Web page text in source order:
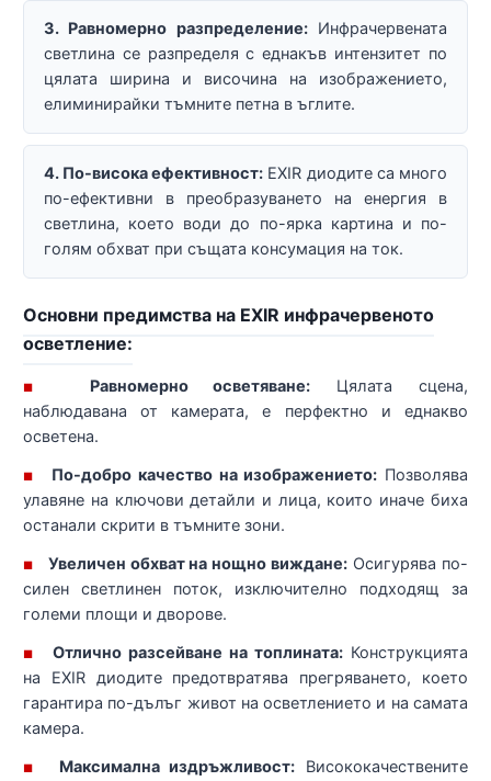
3. Равномерно разпределение:Инфрачервената
светлина се разпределя с еднакъв интензитет по
цялата ширина и височина на изображението,
елиминирайки тъмните петна в ъглите.
4. По-висока ефективност: EXIR диодите са много
по-ефективни в преобразуването на енергия в
светлина, което води до по-ярка картина и по-
голям обхват при същата консумация на ток.
Основни предимства на EXIR инфрачервеното
осветление:
■ Равномерно осветяване: Цялата сцена,
наблюдавана от камерата, е перфектно и еднакво
осветена.
■ По-добро качество на изображението: Позволява
улавяне на ключови детайли и лица, които иначе биха
останали скрити в тъмните зони.
■ Увеличен обхват на нощно виждане: Осигурява по-
силен светлинен поток, изключително подходящ за
големи площи и дворове.
■ Отлично разсейване на топлината:Конструкцията
на EXIR диодите предотвратява прегряването, което
гарантира по-дълъг живот на осветлението и на самата
камера.
■ Максимална издръжливост: Висококачествените